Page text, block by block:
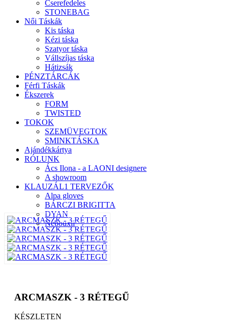
Cserefedeles
STONEBAG
Női Táskák
Kis táska
Kézi táska
Szatyor táska
Vállszíjas táska
Hátizsák
PÉNZTÁRCÁK
Férfi Táskák
Ékszerek
FORM
TWISTED
TOKOK
SZEMÜVEGTOK
SMINKTÁSKA
Ajándékkártya
RÓLUNK
Ács Ilona - a LAONI designere
A showroom
KLAUZÁL1 TERVEZŐK
Alpa gloves
BÁRCZI BRIGITTA
DYAN
Nebouxii
ARCMASZK - 3 RÉTEGŰ
KÉSZLETEN